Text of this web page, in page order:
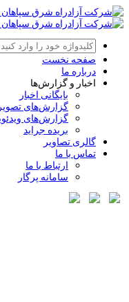
صفحه نخست
درباره ما
اخبار و گزارش‌ها
بایگانی اخبار
گزارش‌های
گزارش‌های
بریده جراید
گالری تصاویر
تماس با ما
ارتباط با ما
سامانه پرگار